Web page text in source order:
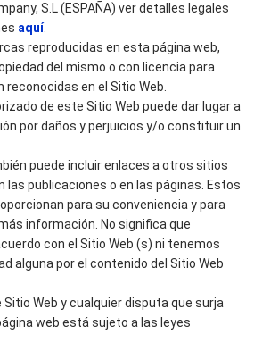
S.L (ESPAÑA) ver detalles legales
aquí.
reproducidas en esta página web,
del mismo o con licencia para
reconocidas en el Sitio Web.
de este Sitio Web puede dar lugar a
por daños y perjuicios y/o constituir un
puede incluir enlaces a otros sitios
las publicaciones o en las páginas. Estos
para su conveniencia y para
información. No significa que
con el Sitio Web (s) ni tenemos
alguna por el contenido del Sitio Web
Sitio Web y cualquier disputa que surja
web está sujeto a las leyes